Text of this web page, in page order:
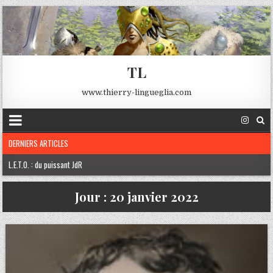
TL
www.thierry-lingueglia.com
DERNIERS ARTICLES
L.E.T.O. : du puissant JdR
Robert E. Howard
Jour : 20 janvier 2022